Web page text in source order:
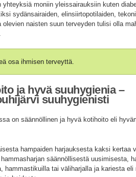
moniin yleissairauksiin kuten
sydänsairaiden, elinsiirtopotilaiden,
olevien naisten suun terveyden tulisi olla
osa ihmisen terveyttä.
ja hyvä suuhygienia –
suuhygienisti
on säännöllinen ja hyvä kotihoito eli
hampaiden harjauksesta kaksi kertaa
säännöllisestä uusimisesta,
hammastikuilla tai väliharjalla ja kariesta